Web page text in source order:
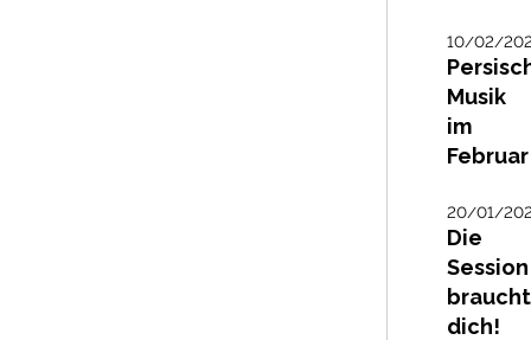
10/02/
Musik
im
Februar
20/01/
Die
Session
braucht
dich!